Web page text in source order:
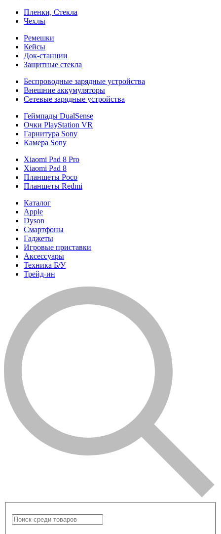
Пленки, Стекла
Чехлы
Ремешки
Кейсы
Док-станции
Защитные стекла
Беспроводные зарядные устройства
Внешние аккумуляторы
Сетевые зарядные устройства
Геймпады DualSense
Очки PlayStation VR
Гарнитура Sony
Камера Sony
Xiaomi Pad 8 Pro
Xiaomi Pad 8
Планшеты Poco
Планшеты Redmi
Каталог
Apple
Dyson
Смартфоны
Гаджеты
Игровые приставки
Аксессуары
Техника Б/У
Трейд-ин